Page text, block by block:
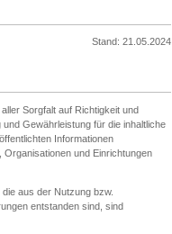
Stand: 21.05.2024
Sorgfalt auf Richtigkeit und
Gewährleistung für die inhaltliche
Informationen
und Einrichtungen
aus der Nutzung bzw.
entstanden sind, sind